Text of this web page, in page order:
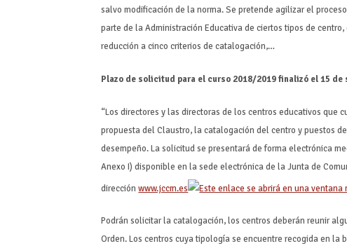
salvo modificación de la norma. Se pretende agilizar el
parte de la Administración Educativa de ciertos tipos de
reducción a cinco criterios de catalogación,…
Plazo de solicitud para el curso 2018/2019 finalizó el 15 de
“Los directores y las directoras de los centros educativos
propuesta del Claustro, la catalogación del centro y puestos
desempeño. La solicitud se presentará de forma electrónica
Anexo I) disponible en la sede electrónica de la Junta de
direcciónwww.jccm.es
Podrán solicitar la catalogación, los centros deberán reunir
Orden. Los centros cuya tipología se encuentre recogida en